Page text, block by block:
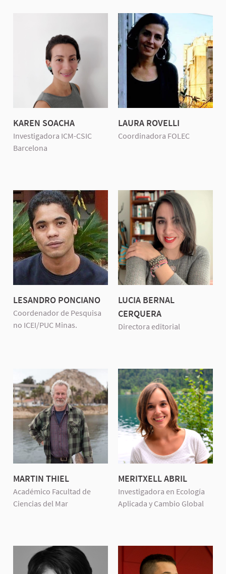
KAREN SOACHA
Investigadora ICM-CSIC
Barcelona
LAURA ROVELLI
Coordinadora FOLEC
LESANDRO PONCIANO
Coordenador de Pesquisa
no ICEI/PUC Minas.
LUCIA BERNAL
CERQUERA
Directora editorial
MARTIN THIEL
Académico Facultad de
Ciencias del Mar
MERITXELL ABRIL
Investigadora en Ecología
Aplicada y Cambio Global